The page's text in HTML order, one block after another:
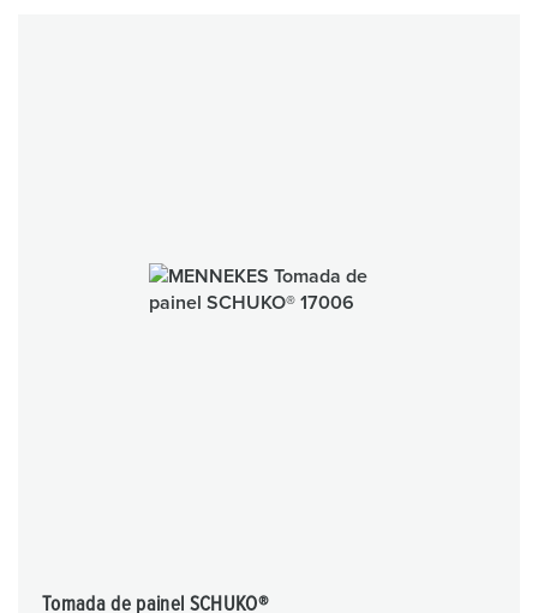
Tomada de painel SCHUKO®